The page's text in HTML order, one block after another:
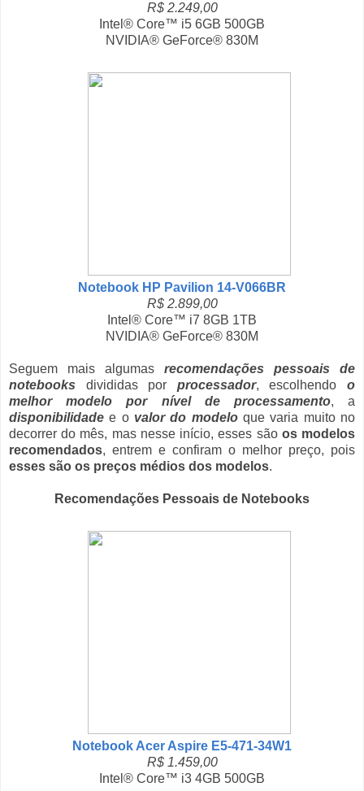
R$ 2.249,00
Intel® Core™ i5 6GB 500GB
NVIDIA® GeForce® 830M
Notebook HP Pavilion 14-V066BR
R$ 2.899,00
Intel® Core™ i7 8GB 1TB
NVIDIA® GeForce® 830M
Seguem mais algumas recomendações pessoais de
notebooks divididas por processador, escolhendoo
melhor modelo por nível de processamento, a
disponibilidade e o valor do modeloque varia muito no
decorrer do mês, mas nesse início, esses são os modelos
recomendados, entrem e confiram o melhor preço, pois
esses são os preços médios dos modelos.
Recomendações Pessoais de Notebooks
Notebook Acer Aspire E5-471-34W1
R$ 1.459,00
Intel® Core™ i3 4GB 500GB